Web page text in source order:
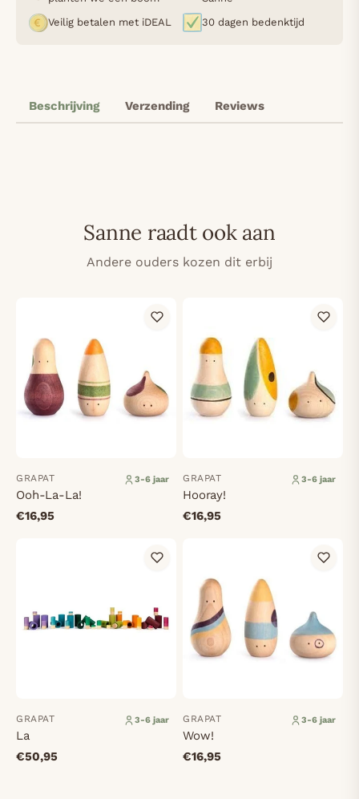
Veilig betalen met iDEAL
30 dagen bedenktijd
Beschrijving Verzending Reviews
Sanne raadt ook aan
Andere ouders kozen dit erbij
GRAPAT 3-6 jaar
Ooh-La-La!
€16,95
GRAPAT 3-6 jaar
Hooray!
€16,95
GRAPAT 3-6 jaar
La
€50,95
GRAPAT 3-6 jaar
Wow!
€16,95